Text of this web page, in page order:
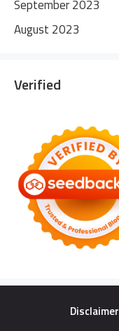
September 2023
August 2023
Verified
Disclaimer